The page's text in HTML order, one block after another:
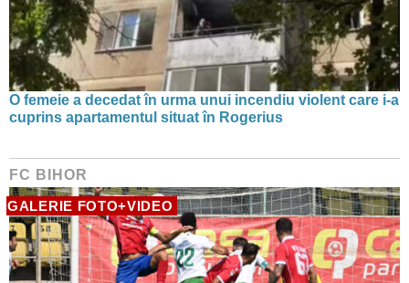
O femeie a decedat în urma unui incendiu violent care i-a
cuprins apartamentul situat în Rogerius
FC BIHOR
GALERIE FOTO+VIDEO